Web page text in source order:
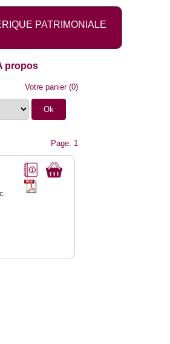
PATRIMONIALE
propos
Votre panier(0)
Page: 1